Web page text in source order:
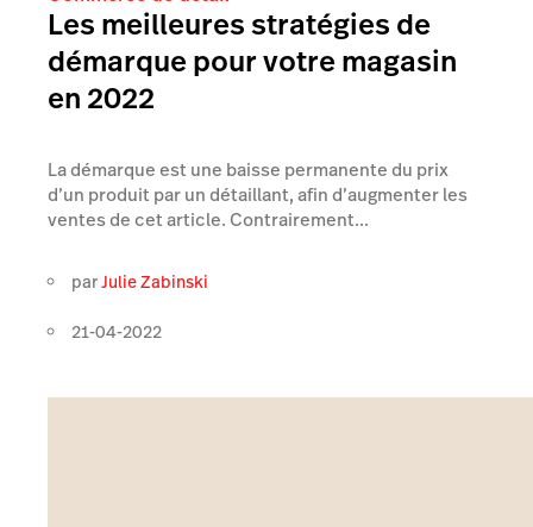
Les meilleures stratégies de
démarque pour votre magasin
en 2022
La démarque est une baisse permanente du prix
d’un produit par un détaillant, afin d’augmenter les
ventes de cet article. Contrairement...
parJulie Zabinski
21-04-2022